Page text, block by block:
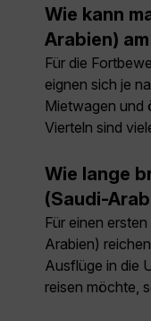
Wie kann
Arabien)
Für die
eignen sich je
Mietwagen und
Vierteln sind
Wie lange
(Saudi-
Für einen
Arabien)
Ausflüge in die
reisen möchte,